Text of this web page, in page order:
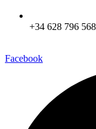
+34 628 796 568
Facebook